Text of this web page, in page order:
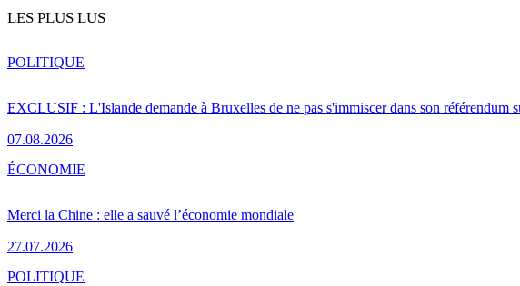
LES PLUS LUS
EXCLUSIF : L'Islande demande à Bruxelles de ne pas s'immiscer dans son référendum
07.08.2026
POLITIQUE
Merci la Chine : elle a sauvé l’économie mondiale
27.07.2026
ÉCONOMIE
POLITIQUE